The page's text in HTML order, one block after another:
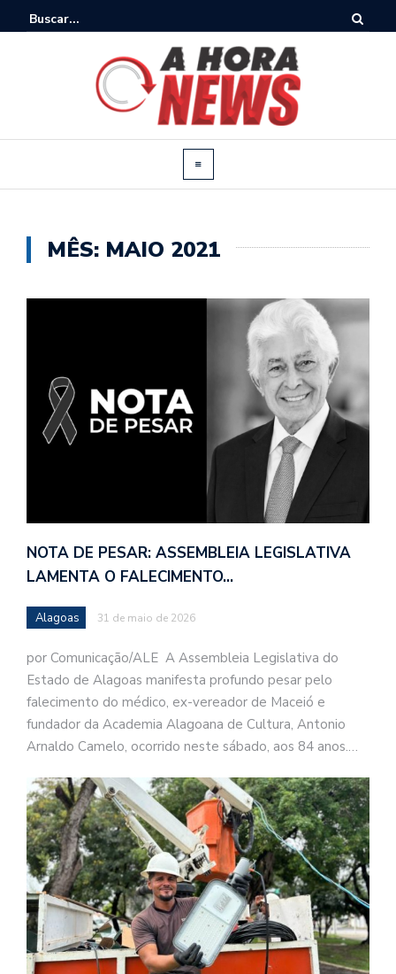
MÊS: MAIO 2021
NOTA DE PESAR: ASSEMBLEIA LEGISLATIVA
LAMENTA O FALECIMENTO…
Alagoas 31 de maio de 2026
por Comunicação/ALE A Assembleia Legislativa do
Estado de Alagoas manifesta profundo pesar pelo
falecimento do médico, ex-vereador de Maceió e
fundador da Academia Alagoana de Cultura, Antonio
Arnaldo Camelo, ocorrido neste sábado, aos 84 anos.…